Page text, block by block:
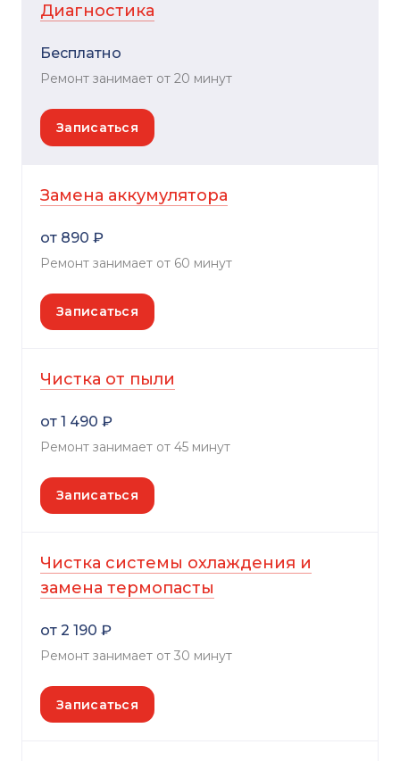
Диагностика
Бесплатно
Ремонт занимает от 20 минут
Записаться
Замена аккумулятора
от 890 ₽
Ремонт занимает от 60 минут
Записаться
Чистка от пыли
от 1 490 ₽
Ремонт занимает от 45 минут
Записаться
Чистка системы охлаждения и
замена термопасты
от 2 190 ₽
Ремонт занимает от 30 минут
Записаться